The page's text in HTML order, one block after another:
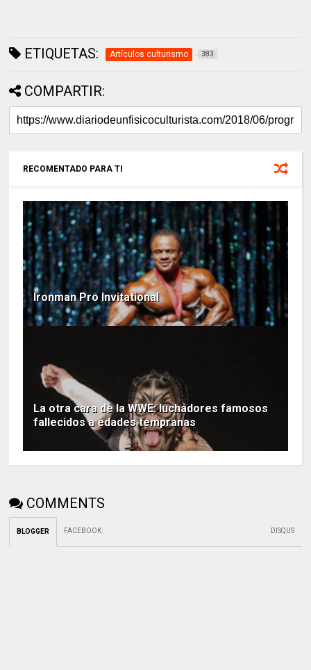
ETIQUETAS: Artículos culturismo 383
COMPARTIR:
RECOMENTADO PARA TI
Ironman Pro Invitational
La otra cara de la WWE: luchadores famosos
fallecidos a edades tempranas
COMMENTS
BLOGGER FACEBOOK: DISQUS